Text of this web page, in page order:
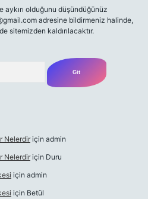
olduğunu düşündüğünüz
adresine bildirmeniz halinde,
sitemizden kaldırılacaktır.
Nelerdir için admin
Nelerdir için Duru
için admin
için Betül